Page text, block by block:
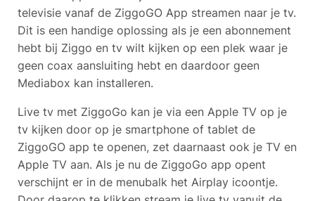
televisie vanaf de ZiggoGO App streamen naar je tv.
Dit is een handige oplossing als je een abonnement
hebt bij Ziggo en tv wilt kijken op een plek waar je
geen coax aansluiting hebt en daardoor geen
Mediabox kan installeren.
Live tv met ZiggoGo kan je via een Apple TV op je
tv kijken door op je smartphone of tablet de
ZiggoGO app te openen, zet daarnaast ook je TV en
Apple TV aan. Als je nu de ZiggoGo app opent
verschijnt er in de menubalk het Airplay icoontje.